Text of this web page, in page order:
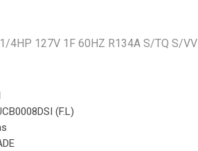
4HP 127V 1F 60HZ R134A S/TQ S/VV
(F.L)